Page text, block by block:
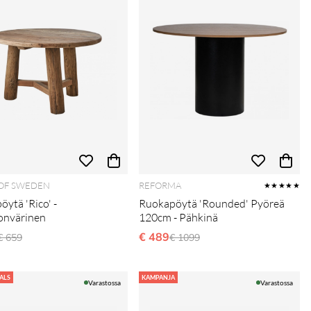
SWEDEN
'Rico' -
hinta
659
REFORMA ★★★★★
Ruokapöytä 'Rounded' Pyöreä
120cm - Pähkinä
€ 489Normaali hinta
€ 1099
Varastossa
KAMPANJA
Varastossa